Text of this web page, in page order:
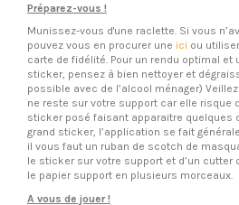
Préparez-vous !
Munissez-vous d'une raclette. Si vous
pouvez vous en procurer une ici ou
carte de fidélité. Pour un rendu optimal et
sticker, pensez à bien nettoyer et
possible avec de l’alcool ménager)
ne reste sur votre support car elle risque
sticker posé faisant apparaitre quelques
grand sticker, l’application se fait
il vous faut un ruban de scotch de
le sticker sur votre support et d’un cutter
le papier support en plusieurs morceaux.
A vous de jouer !